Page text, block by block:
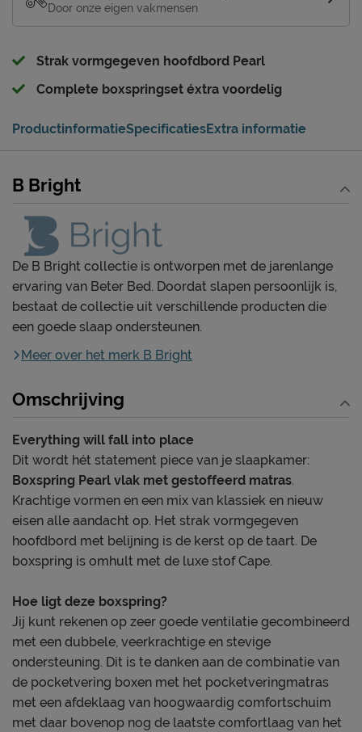
Door onze eigen vakmensen
Strak vormgegeven hoofdbord Pearl
Complete boxspringset éxtra voordelig
ProductinformatieSpecificatiesExtra informatie
B Bright
De B Bright collectie is ontworpen met de jarenlange
ervaring van Beter Bed. Doordat slapen persoonlijk is,
bestaat de collectie uit verschillende producten die
een goede slaap ondersteunen.
Meer over het merk B Bright
Omschrijving
Everything will fall into place
Dit wordt hét statement piece van je slaapkamer:
Boxspring Pearl vlak met gestoffeerd matras.
Krachtige vormen en een mix van klassiek en nieuw
eisen alle aandacht op. Het strak vormgegeven
hoofdbord met belijning is de kerst op de taart. De
boxspring is omhult met de luxe stof Cape.
Hoe ligt deze boxspring?
Jij kunt rekenen op zeer goede ventilatie gecombineerd
met een dubbele, veerkrachtige en stevige
ondersteuning. Dit is te danken aan de combinatie van
de pocketvering boxen met het pocketveringmatras
met een afdeklaag van hoogwaardig comfortschuim
met daar bovenop nog de laatste comfortlaag van het